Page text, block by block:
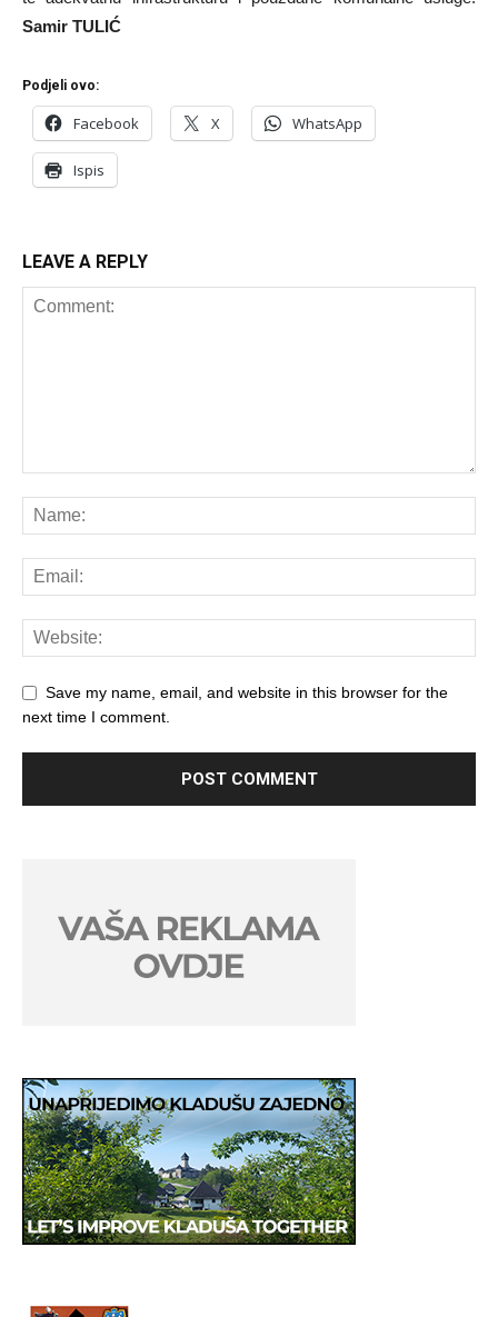
Samir TULIĆ
Podjeli ovo:
Facebook X WhatsApp
Ispis
LEAVE A REPLY
Save my name, email, and website in this browser for the
next time I comment.